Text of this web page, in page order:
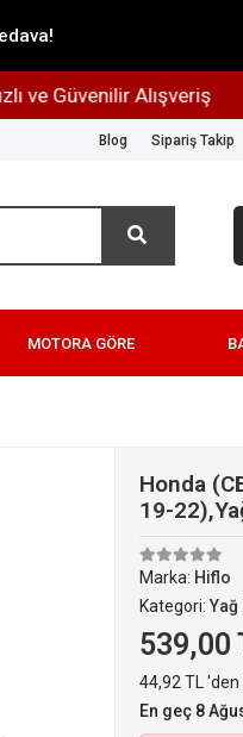
ve Güvenilir Alışveriş
Blog Sipariş Takip
MOTORA GÖRE
Honda
19-
Marka: Hiflo
Kategori:
539,00
44,92 TL
En geç 8